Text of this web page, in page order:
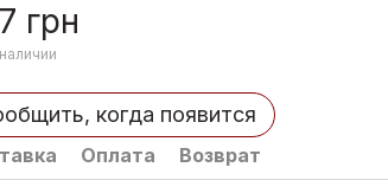
грн
когда появится
Оплата Возврат